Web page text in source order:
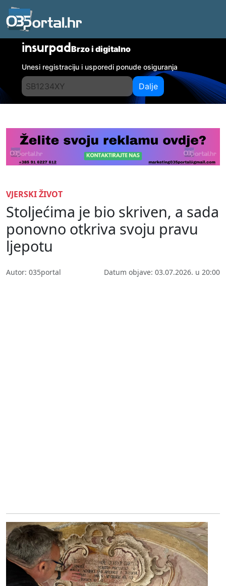
insurpadBrzo i digitalno
Unesi registraciju i usporedi ponude osiguranja
Dalje
VJERSKI ŽIVOT
Stoljećima je bio skriven, a sada
ponovno otkriva svoju pravu
ljepotu
Autor: 035portal Datum objave: 03.07.2026. u 20:00